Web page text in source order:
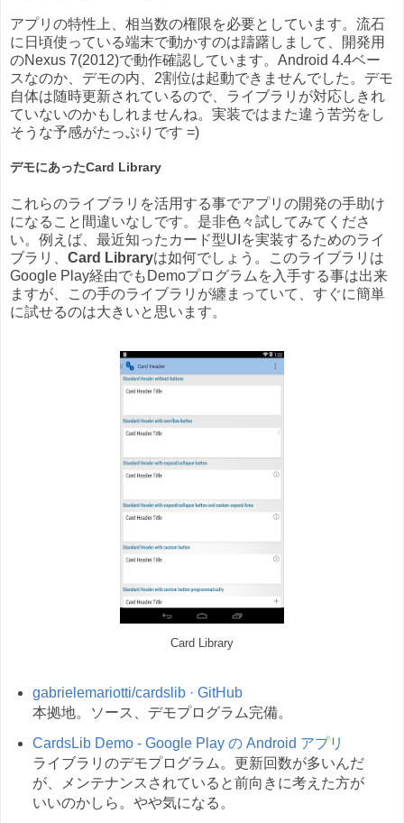
アプリの特性上、相当数の権限を必要としています。流石
に日頃使っている端末で動かすのは躊躇しまして、開発用
のNexus 7(2012)で動作確認しています。Android 4.4ベー
スなのか、デモの内、2割位は起動できませんでした。デモ
自体は随時更新されているので、ライブラリが対応しきれ
ていないのかもしれませんね。実装ではまた違う苦労をし
そうな予感がたっぷりです =)
デモにあったCard Library
これらのライブラリを活用する事でアプリの開発の手助け
になること間違いなしです。是非色々試してみてくださ
い。例えば、最近知ったカード型UIを実装するためのライ
ブラリ、 Card Libraryは如何でしょう。このライブラリは
Google Play経由でもDemoプログラムを入手する事は出来
ますが、この手のライブラリが纏まっていて、すぐに簡単
に試せるのは大きいと思います。
Card Library
gabrielemariotti/cardslib · GitHub
本拠地。ソース、デモプログラム完備。
CardsLib Demo - Google Play の Android アプリ
ライブラリのデモプログラム。更新回数が多いんだ
が、メンテナンスされていると前向きに考えた方が
いいのかしら。やや気になる。